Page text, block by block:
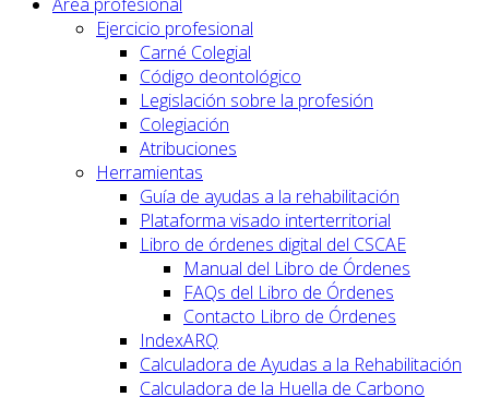
Ejercicio profesional
Carné Colegial
Código deontológico
Legislación sobre la profesión
Colegiación
Atribuciones
Herramientas
Guía de ayudas a la rehabilitación
Plataforma visado interterritorial
Libro de órdenes digital del CSCAE
Manual del Libro de Órdenes
FAQs del Libro de Órdenes
Contacto Libro de Órdenes
IndexARQ
Calculadora de Ayudas a la Rehabilitación
Calculadora de la Huella de Carbono